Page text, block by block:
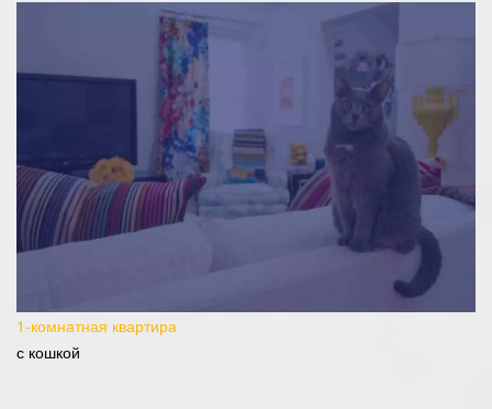
1-комнатная квартира
с кошкой